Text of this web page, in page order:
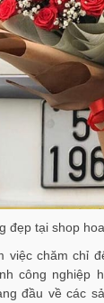
đẹp tại shop
việc chăm chỉ
công nghiệp
đầu về các